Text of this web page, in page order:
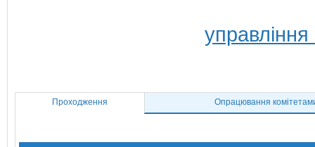
Проходження Опрацювання